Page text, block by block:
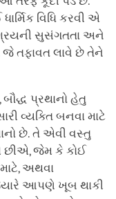
વિધિ કરવી એ
સુસંગતતા અને
તફાવત લાવે છે તેને
પ્રથાનો હેતુ
વ્યક્તિ બનવા માટે
છે. તે એવી વસ્તુ
જેમ કે કોઈ
અથવા
આપણે ખૂબ થાકી